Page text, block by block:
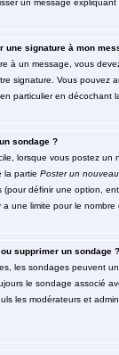
un message
une signature à mon
à un message, vous
signature. Vous pouvez
particulier en décochant
sondage ?
lorsque vous postez
la partie Poster un
(pour définir une option,
une limite pour le
supprimer un sondage ?
les sondages peuvent
le sondage associé
les modérateurs et